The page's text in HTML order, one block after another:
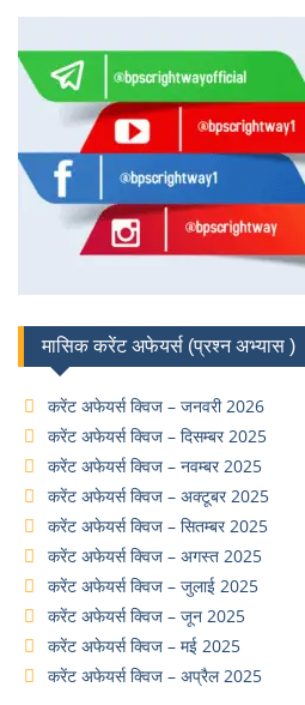
मासिक करेंट अफेयर्स (प्रश्न अभ्यास )
करेंट अफेयर्स क्विज – जनवरी 2026
करेंट अफेयर्स क्विज – दिसम्बर 2025
करेंट अफेयर्स क्विज – नवम्बर 2025
करेंट अफेयर्स क्विज – अक्टूबर 2025
करेंट अफेयर्स क्विज – सितम्बर 2025
करेंट अफेयर्स क्विज – अगस्त 2025
करेंट अफेयर्स क्विज – जुलाई 2025
करेंट अफेयर्स क्विज – जून 2025
करेंट अफेयर्स क्विज – मई 2025
करेंट अफेयर्स क्विज – अप्रैल 2025